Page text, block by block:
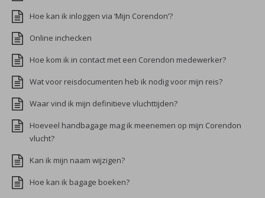
Hoe kan ik inloggen via ‘Mijn Corendon’?
Online inchecken
Hoe kom ik in contact met een Corendon medewerker?
Wat voor reisdocumenten heb ik nodig voor mijn reis?
Waar vind ik mijn definitieve vluchttijden?
Hoeveel handbagage mag ik meenemen op mijn Corendon
vlucht?
Kan ik mijn naam wijzigen?
Hoe kan ik bagage boeken?